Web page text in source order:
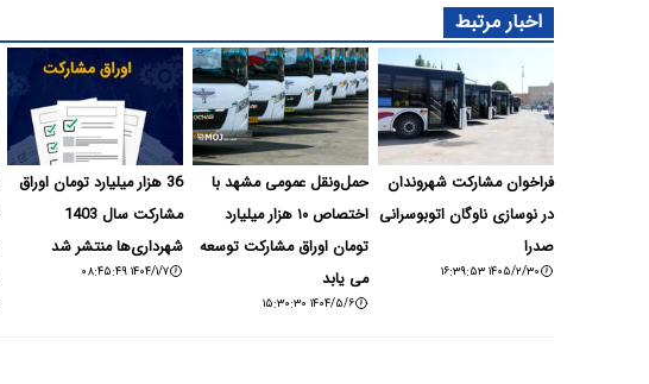
اخبار مرتبط
فراخوان مشارکت شهروندان
در نوسازی ناوگان اتوبوسرانی
صدرا
۱۴۰۵/۲/۳۰ ۱۶:۳۹:۵۳
حمل‌ونقل عمومی مشهد با
اختصاص ۱۰ هزار میلیارد
تومان اوراق مشارکت توسعه
می یابد
۱۴۰۴/۵/۶ ۱۵:۳۰:۳۰
36 هزار میلیارد تومان اوراق
مشارکت سال 1403
شهرداری‌ها منتشر شد
۱۴۰۴/۱/۷ ۰۸:۴۵:۴۹